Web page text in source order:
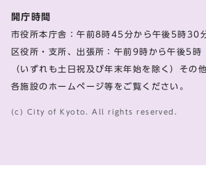
開庁時間
市役所本庁舎：午前8時45分から午後5時
区役所・支所、出張所：午前9時から午後5
（いずれも土日祝及び年末年始を除く）その
各施設のホームページ等をご覧ください。
(c) City of Kyoto. All rights reserved.